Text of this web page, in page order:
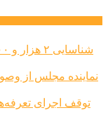
شناسایی ۲ هزار و ۴۰۰ کودک دارای اختلالات بینایی در البرز
نماینده مجلس از
توقف اجرای